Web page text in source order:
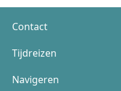
Contact
Tijdreizen
Navigeren